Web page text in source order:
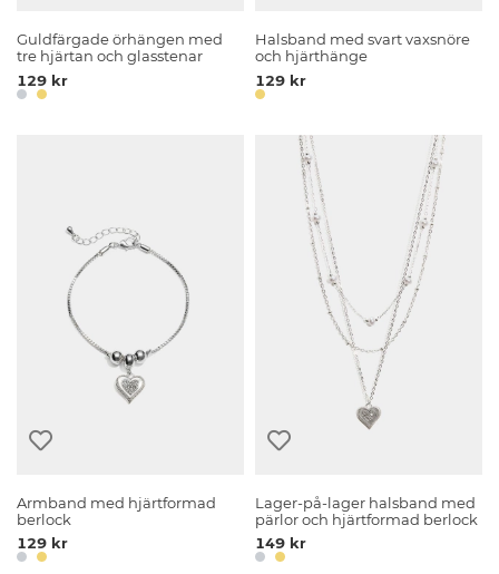
Guldfärgade örhängen med
tre hjärtan och glasstenar
129 kr
Halsband med svart vaxsnöre
och hjärthänge
129 kr
Armband med hjärtformad
berlock
129 kr
Lager-på-lager halsband med
pärlor och hjärtformad berlock
149 kr